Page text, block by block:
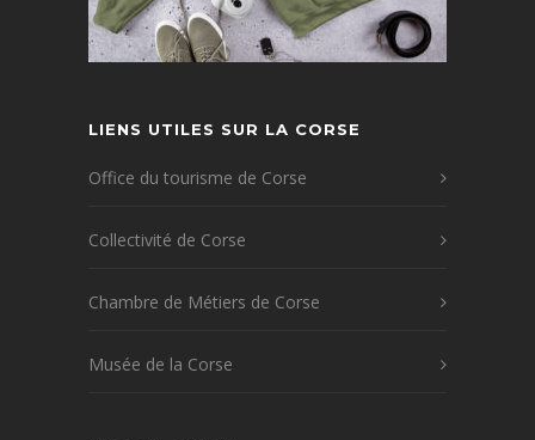
LIENS UTILES SUR LA CORSE
Office du tourisme de Corse
Collectivité de Corse
Chambre de Métiers de Corse
Musée de la Corse